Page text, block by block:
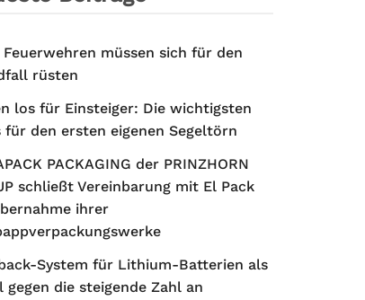
müssen sich für den
rüsten
los für Einsteiger: Die wichtigsten
für den ersten eigenen Segeltörn
PACKAGING der PRINZHORN
schließt Vereinbarung mit El Pack
ihrer
System für Lithium-Batterien als
gegen die steigende Zahl an